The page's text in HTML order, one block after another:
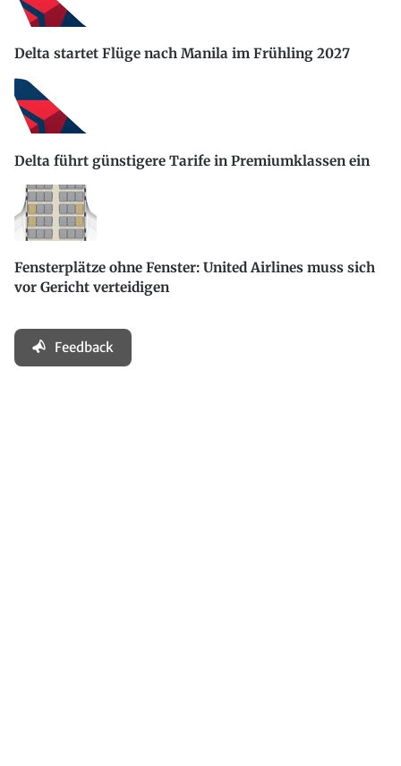
Delta startet Flüge nach Manila im Frühling 2027
Delta führt günstigere Tarife in Premiumklassen ein
Fensterplätze ohne Fenster: United Airlines muss sich
vor Gericht verteidigen
Feedback